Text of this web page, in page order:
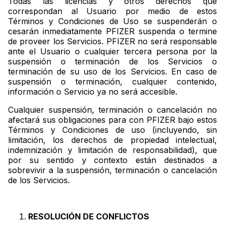
correspondan al Usuario por medio de estos
Términos y Condiciones de Uso se suspenderán o
cesarán inmediatamente PFIZER suspenda o termine
de proveer los Servicios. PFIZER no será responsable
ante el Usuario o cualquier tercera persona por la
suspensión o terminación de los Servicios o
terminación de su uso de los Servicios. En caso de
suspensión o terminación, cualquier contenido,
información o Servicio ya no será accesible.
Cualquier suspensión, terminación o cancelación no
afectará sus obligaciones para con PFIZER bajo estos
Términos y Condiciones de uso (incluyendo, sin
limitación, los derechos de propiedad intelectual,
indemnización y limitación de responsabilidad), que
por su sentido y contexto están destinados a
sobrevivir a la suspensión, terminación o cancelación
de los Servicios.
RESOLUCIÓN DE CONFLICTOS